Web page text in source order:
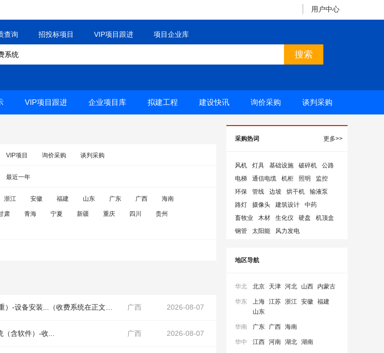
用户中心
查询 招投标项目 VIP项目跟进 项目企业库
VIP项目跟进 企业项目库 拟建工程 建设快讯 询价采购 谈判采购
VIP项目 询价采购 谈判采购
最近一年
浙江 安徽 福建 山东 广东 广西 海南
肃 青海 宁夏 新疆 重庆 四川 贵州
）-设备安装...（收费系统在正文中） 广西 2026-08-07
（含软件）-收... 广西 2026-08-07
采购热词 更多>>
风机 灯具 基础设施 破碎机
公路
电梯
通信电缆 机柜 照明
监控
环保
管线 边坡 烘干机
输液泵
路灯
摄像头 建筑设计
中药
畜牧业
木材 生化仪 硬盘
机顶盒
钢管
太阳能 风力发电
地区导航
华北 北京 天津 河北 山西 内蒙古
华东 上海 江苏 浙江 安徽 福建
山东
华南 广东 广西 海南
华中 江西 河南 湖北 湖南